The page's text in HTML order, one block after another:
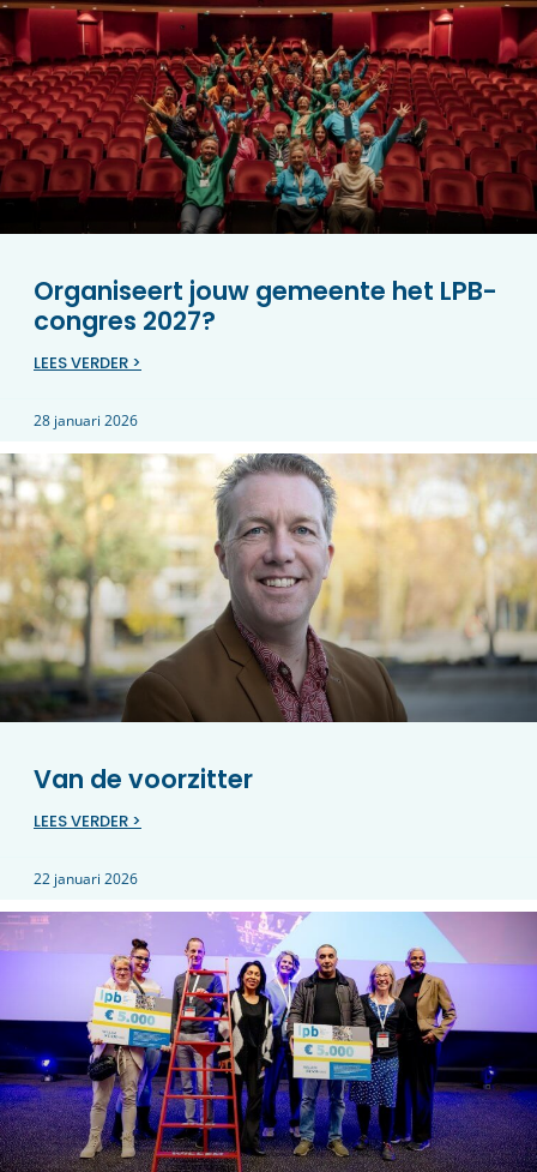
Organiseert jouw gemeente het LPB-
congres 2027?
LEES VERDER >
28 januari 2026
Van de voorzitter
LEES VERDER >
22 januari 2026